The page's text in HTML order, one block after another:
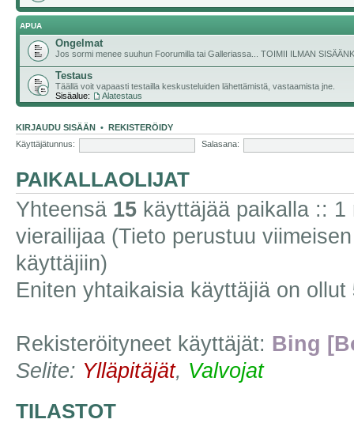
APUA
Ongelmat
Jos sormi menee suuhun Foorumilla tai Galleriassa... TOIMII ILMAN
Testaus
Täällä voit vapaasti testailla keskusteluiden lähettämistä, vastaamista jne.
Sisäalue:
Alatestaus
KIRJAUDU SISÄÄN • REKISTERÖIDY
Käyttäjätunnus:
Salasana:
PAIKALLAOLIJAT
Yhteensä 15 käyttäjää paikalla ::
vierailijaa (Tieto perustuu
käyttäjiin)
Eniten yhtaikaisia käyttäjiä on ollut
Rekisteröityneet käyttäjät: Bing
Selite: Ylläpitäjät, Valvojat
TILASTOT